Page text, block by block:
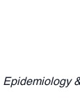
Epidemiology